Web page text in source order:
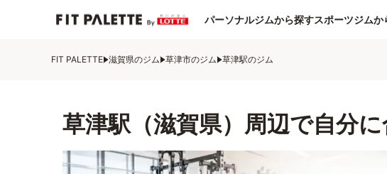
パーソナルジムから探すスポーツジムか
FIT PALETTE 滋賀県のジム 草津市のジム 草津駅のジム
草津駅（滋賀県）周辺で自分